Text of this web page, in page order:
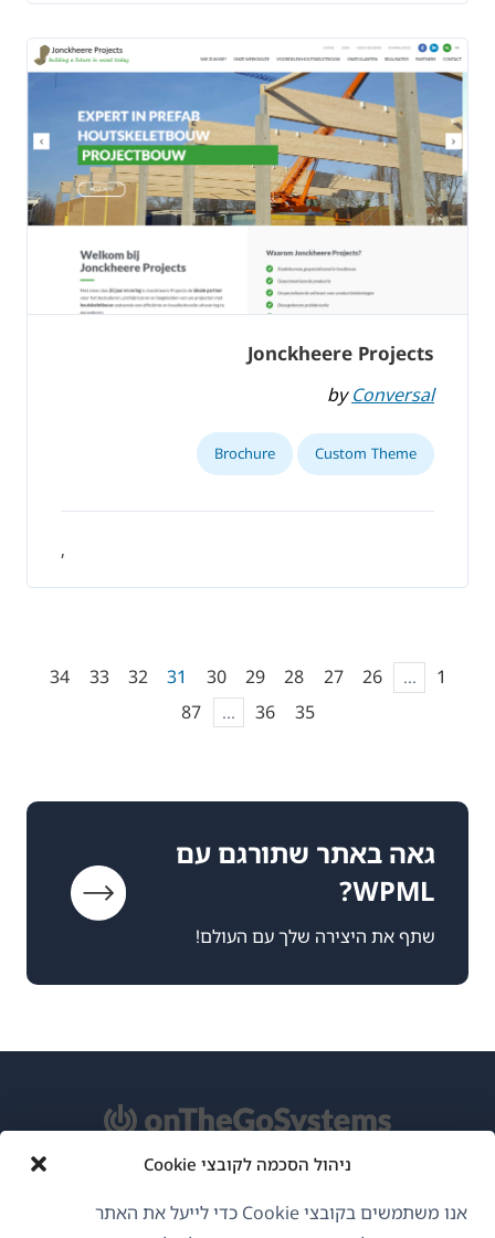
ניהול הסכמה לקובצי Cookie
אנו משתמשים בקובצי Cookie כדי לייעל את האתר
Jonckheere Projects
byConversal
Custom Theme
Brochure
,
1
...
26
27
28
29
30
31
32
33
34
35
36
...
87
גאה באתר שתורגם עם
WPML?
שתף את היצירה שלך עם העולם!